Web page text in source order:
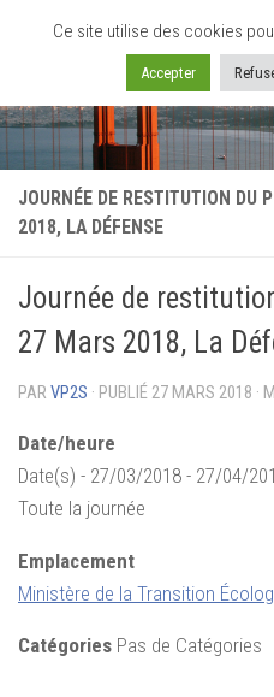
Skip to content
JOURNÉE DE RESTITUTION DU
2018, LA DÉFENSE
Journée de
27 Mars 2018, La
PAR VP2S · PUBLIÉ 27 MARS 2018 ·
Date/heure
Date(s) - 27/03/2018 - 27/04/
Toute la journée
Emplacement
Ministère de la Transition
Catégories Pas de Catégories
Ce site utilise des cookies
Accepter